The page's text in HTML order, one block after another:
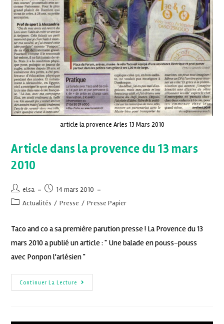
article la provence Arles 13 Mars 2010
Article dans la provence du 13 mars
2010
elsa
14 mars 2010
Actualités / Presse / Presse Papier
Taco and co a sa première parution presse ! La Provence du 13
mars 2010 a publié un article : " Une balade en pouss-pouss
avec Ponpon l'arlésien "
Continuer La Lecture